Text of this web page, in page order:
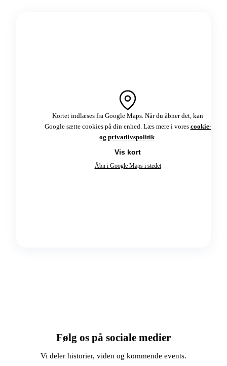
Kortet indlæses fra Google Maps. Når du åbner det, kan
Google sætte cookies på din enhed. Læs mere i vores cookie-
og privatlivspolitik
Vis kort
Åbn i Google Maps i stedet
Følg os på sociale medier
Vi deler historier, viden og kommende events.